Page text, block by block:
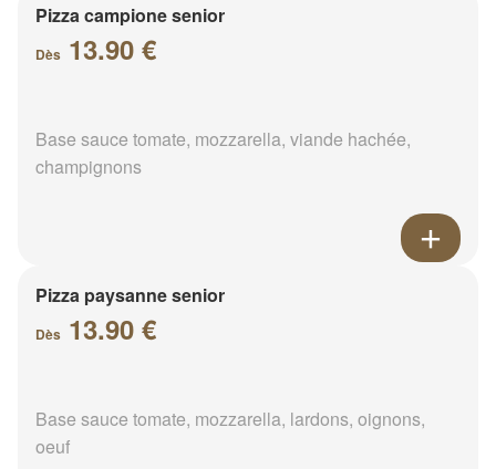
Pizza campione senior
Dès 13.90 €
Base sauce tomate, mozzarella, viande hachée,
champignons
Pizza paysanne senior
Dès 13.90 €
Base sauce tomate, mozzarella, lardons, oignons,
oeuf